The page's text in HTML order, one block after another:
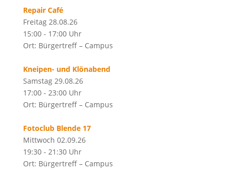
Repair Café
Freitag 28.08.26
15:00 - 17:00 Uhr
Ort: Bürgertreff – Campus
Kneipen- und Klönabend
Samstag 29.08.26
17:00 - 23:00 Uhr
Ort: Bürgertreff – Campus
Fotoclub Blende 17
Mittwoch 02.09.26
19:30 - 21:30 Uhr
Ort: Bürgertreff – Campus